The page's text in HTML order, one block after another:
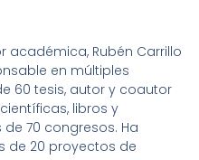
académica, Rubén Carrillo
en múltiples
60 tesis, autor y coautor
libros y
70 congresos. Ha
de 20 proyectos de